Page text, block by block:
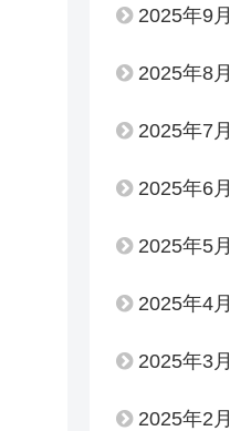
2025年9月
2025年8月
2025年7月
2025年6月
2025年5月
2025年4月
2025年3月
2025年2月